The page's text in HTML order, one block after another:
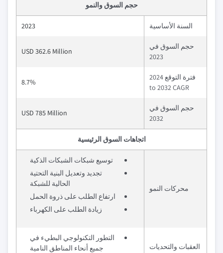
حجم السوق والنمو
السنة الأساسية 2023
حجم السوق في
2023
USD 362.6 Million
فترة التوقع 2024
to 2032 CAGR
8.7%
حجم السوق في
2032
USD 785 Million
اتجاهات السوق الرئيسية
محركات النمو
توسيع شبكات الشبكات الذكية
تجديد وتعديل البنية التحتية
الحالية للشبكة
ارتفاع الطلب على ذروة الحمل
زيادة الطلب على الكهرباء
العقبات والتحديات
التطور التكنولوجي البطيء في
جميع أنحاء المناطق النامية